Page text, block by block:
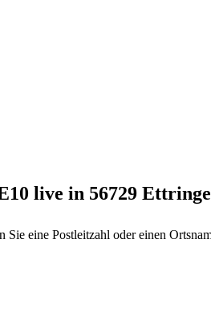
live in 56729
Sie eine Postleitzahl oder einen